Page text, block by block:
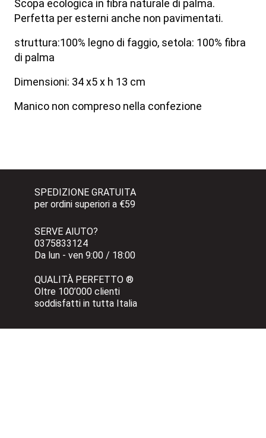
Scopa ecologica in fibra naturale di palma.
Perfetta per esterni anche non pavimentati.
struttura:100% legno di faggio, setola: 100% fibra
di palma
Dimensioni: 34 x5 x h 13 cm
Manico non compreso nella confezione
SPEDIZIONE GRATUITA
per ordini superiori a €59
SERVE AIUTO?
0375833124
Da lun - ven 9:00 / 18:00
QUALITÀ PERFETTO ®
Oltre 100’000 clienti
soddisfatti in tutta Italia